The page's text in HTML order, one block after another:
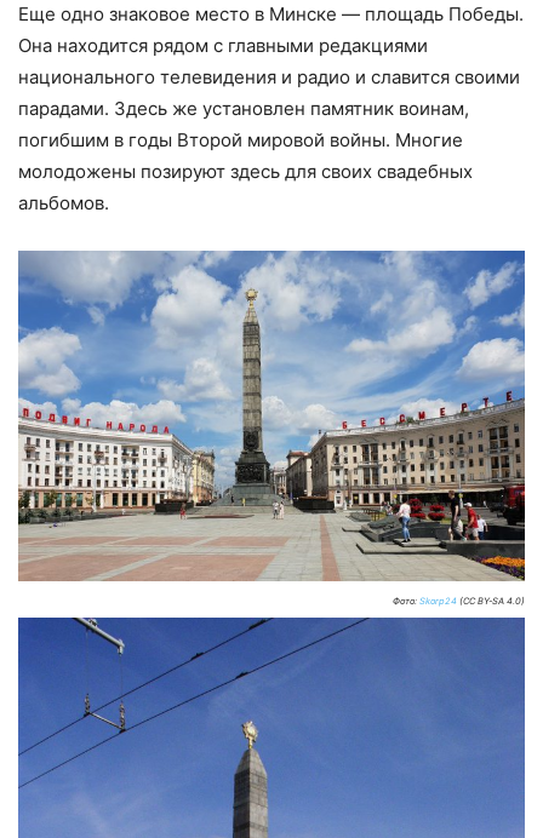
Еще одно знаковое место в Минске — площадь Победы.
Она находится рядом с главными редакциями
национального телевидения и радио и славится своими
парадами. Здесь же установлен памятник воинам,
погибшим в годы Второй мировой войны. Многие
молодожены позируют здесь для своих свадебных
альбомов.
Фото: Skorp24 (CC BY-SA 4.0)